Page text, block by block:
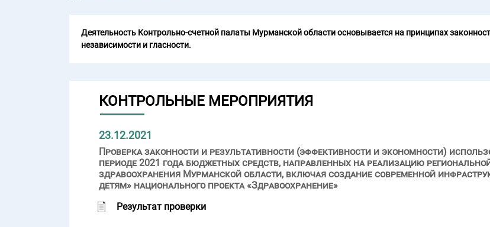
Деятельность Контрольно-счетной палаты Мурманской области основывается на принципах
независимости и гласности.
КОНТРОЛЬНЫЕ МЕРОПРИЯТИЯ
23.12.2021
Проверка законности и результативности (эффективности и экономности)
периоде 2021 года бюджетных средств, направленных на реализацию
здравоохранения Мурманской области, включая создание современной
детям» национального проекта «Здравоохранение»
Результат проверки